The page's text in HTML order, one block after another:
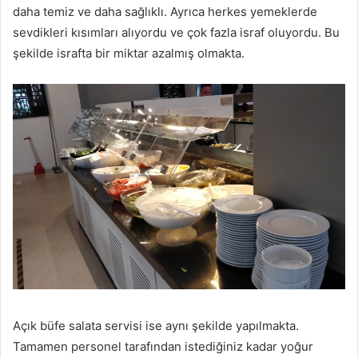
daha temiz ve daha sağlıklı. Ayrıca herkes yemeklerde
sevdikleri kısımları alıyordu ve çok fazla israf oluyordu. Bu
şekilde israfta bir miktar azalmış olmakta.
Açık büfe salata servisi ise aynı şekilde yapılmakta.
Tamamen personel tarafından istediğiniz kadar yoğur